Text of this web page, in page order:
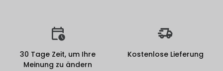
30 Tage Zeit, um Ihre
Meinung zu ändern
Kostenlose Lieferung